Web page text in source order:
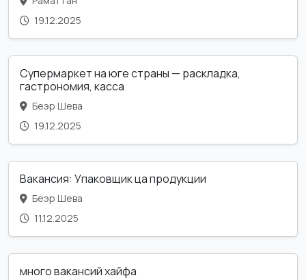
19.12.2025
Супермаркет на юге страны — раскладка,
гастрономия, касса
Беэр Шева
19.12.2025
Вакансия: Упаковщик ца продукции
Беэр Шева
11.12.2025
много вакансий хайфа